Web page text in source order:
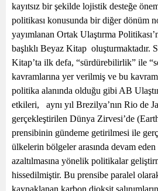
kayıtsız bir şekilde lojistik desteğe
politikası konusunda bir diğer dönüm
yayımlanan Ortak Ulaştırma
başlıklı Beyaz Kitap oluşturmaktadır.
Kitap’ta ilk defa, “sürdürebilirlik” ile
kavramlarına yer verilmiş ve bu
politika alanında olduğu gibi AB
etkileri,
aynı yıl Brezilya’nın Rio de
gerçekleştirilen Dünya Zirvesi’de
prensibinin gündeme getirilmesi ile
ülkelerin bölgeler arasında devam
azaltılmasına yönelik politikalar
hissedilmiştir. Bu prensibe paralel
kaynaklanan karbon dioksit